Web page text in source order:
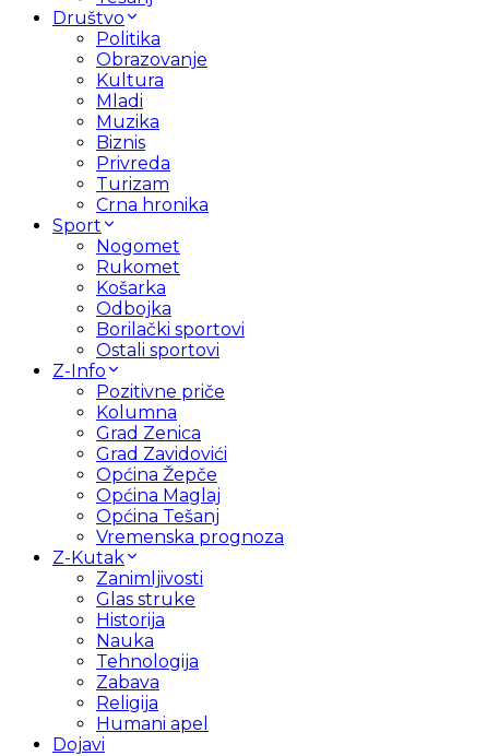
Društvo
Politika
Obrazovanje
Kultura
Mladi
Muzika
Biznis
Privreda
Turizam
Crna hronika
Sport
Nogomet
Rukomet
Košarka
Odbojka
Borilački sportovi
Ostali sportovi
Z-Info
Pozitivne priče
Kolumna
Grad Zenica
Grad Zavidovići
Općina Žepče
Općina Maglaj
Općina Tešanj
Vremenska prognoza
Z-Kutak
Zanimljivosti
Glas struke
Historija
Nauka
Tehnologija
Zabava
Religija
Humani apel
Dojavi